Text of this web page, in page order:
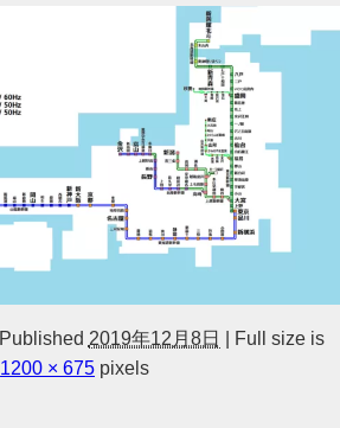
Published 2019年12月8日
Full size is
1200 × 675 pixels